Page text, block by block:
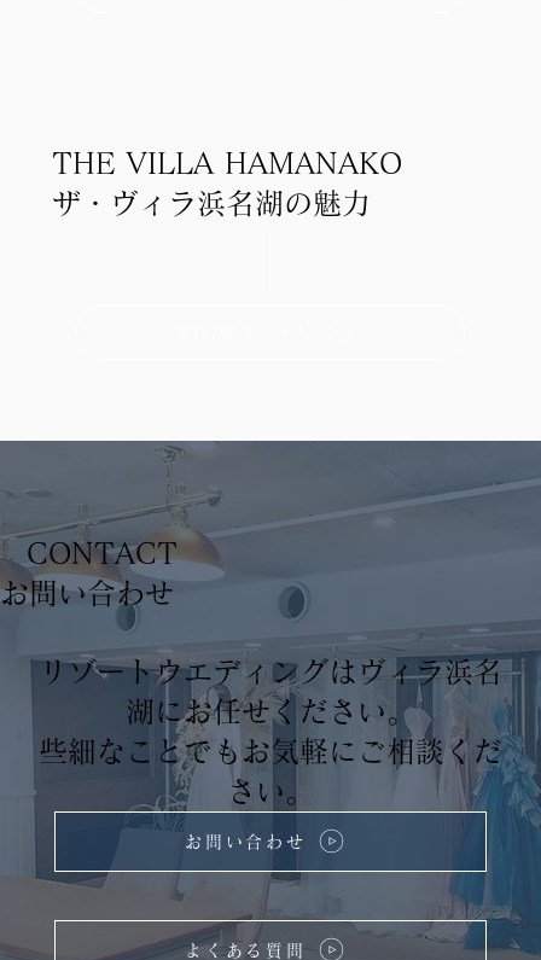
THE VILLA HAMANAKO
ザ・ヴィラ浜名湖の魅力
リゾートウエディングはヴィラ浜名
湖にお任せください。
些細なことでもお気軽にご相談くだ
さい。
よくある質問
CONTACT
お問い合わせ
​お問い合わせ